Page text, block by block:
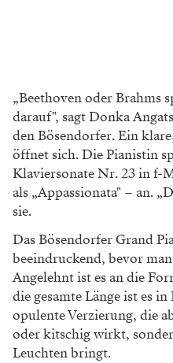
„Beethoven oder Brahms
darauf", sagt Donka
den Bösendorfer. Ein
öffnet sich. Die Pianistin
Klaviersonate Nr. 23 in f-
als „Appassionata" – an.
sie.
Das Bösendorfer Grand
beeindruckend, bevor
Angelehnt ist es an die
die gesamte Länge ist es
opulente Verzierung, die
oder kitschig wirkt,
Leuchten bringt.